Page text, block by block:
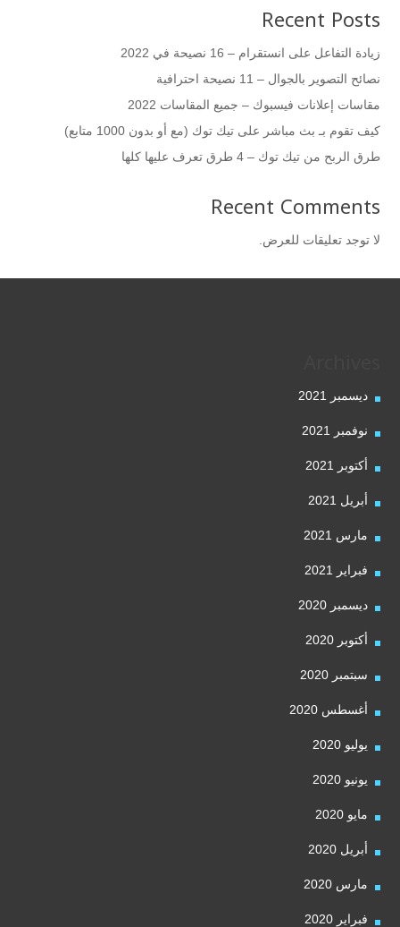
Recent Posts
زيادة التفاعل على انستقرام – 16 نصيحة في 2022
نصائح التصوير بالجوال – 11 نصيحة احترافية
مقاسات إعلانات فيسبوك – جميع المقاسات 2022
كيف تقوم بـ بث مباشر على تيك توك (مع أو بدون 1000 متابع)
طرق الربح من تيك توك – 4 طرق تعرف عليها كلها
Recent Comments
لا توجد تعليقات للعرض.
ديسمبر 2021
نوفمبر 2021
أكتوبر 2021
أبريل 2021
مارس 2021
فبراير 2021
ديسمبر 2020
أكتوبر 2020
سبتمبر 2020
أغسطس 2020
يوليو 2020
يونيو 2020
مايو 2020
أبريل 2020
مارس 2020
فبراير 2020